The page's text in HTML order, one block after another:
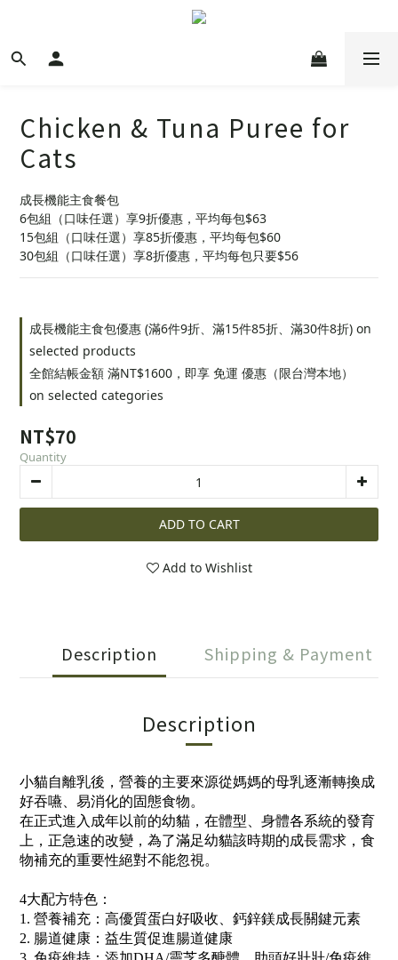
Chicken & Tuna Puree for
Cats
成長機能主食餐包
6包組（口味任選）享9折優惠，平均每包$63
15包組（口味任選）享85折優惠，平均每包$60
30包組（口味任選）享8折優惠，平均每包只要$56
成長機能主食包優惠 (滿6件9折、滿15件85折、滿30件8折) on
selected products
全館結帳金額 滿NT$1600，即享 免運 優惠（限台灣本地）
on selected categories
NT$70
Quantity
ADD TO CART
Add to Wishlist
Description Shipping & Payment
Description
小貓自離乳後，營養的主要來源從媽媽的母乳逐漸轉換成
好吞嚥、易消化的固態食物。
在正式進入成年以前的幼貓 ，在體型、身體各系統的發育
上，正急速的改變，為了滿足幼貓該時期的成長需求，食
物補充的重要性絕對不能忽視。
4大配方特色：
1. 營養補充：高優質蛋白好吸收、鈣鋅鎂成長關鍵元素
2. 腸道健康：益生質促進腸道健康